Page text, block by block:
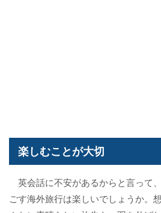
楽しむことが大切
英会話に不安があるからと言って
ごす海外旅行は楽しいでしょうか。